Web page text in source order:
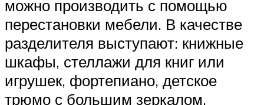
можно производить с помощью
перестановки мебели. В качестве
разделителя выступают: книжные
шкафы, стеллажи для книг или
игрушек, фортепиано, детское
трюмо с большим зеркалом.